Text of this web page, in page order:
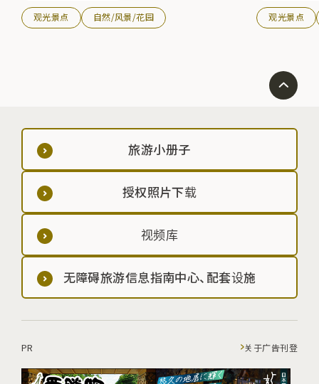
观光景点 自然/风景/花园
这里气候温和
里还有市立博
观光景点
旅游小册子
授权照片下载
视频库
无障碍旅游信息指南中心、配套设施
PR 关于广告刊登